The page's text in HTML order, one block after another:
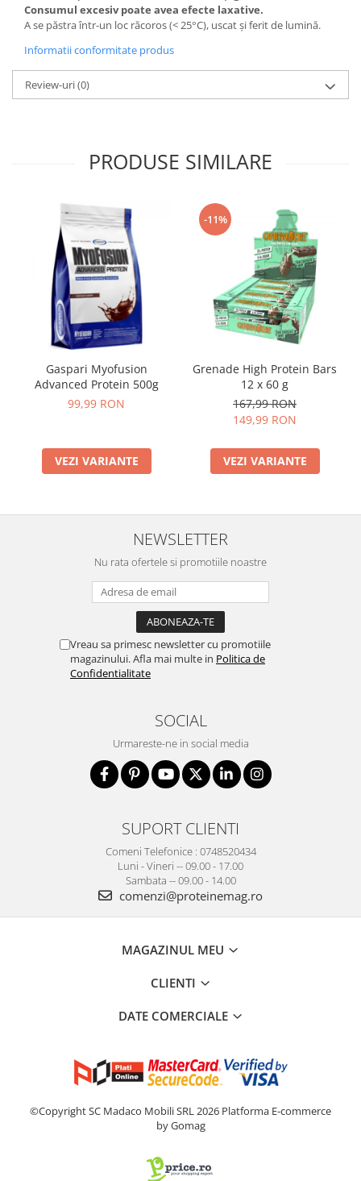
Consumul excesiv poate avea efecte laxative.
A se păstra într-un loc răcoros (< 25°C), uscat și ferit de lumină.
Informatii conformitate produs
Review-uri(0)
PRODUSE SIMILARE
Gaspari Myofusion
Advanced Protein 500g
99,99 RON
VEZI VARIANTE
-11%
Grenade High Protein Bars
12 x 60 g
167,99 RON
149,99 RON
VEZI VARIANTE
NEWSLETTER
Nu rata ofertele si promotiile noastre
Vreau sa primesc newsletter cu promotiile
magazinului. Afla mai multe in Politica de
Confidentialitate
SOCIAL
Urmareste-ne in social media
SUPORT CLIENTI
Comeni Telefonice : 0748520434
Luni - Vineri -- 09.00 - 17.00
Sambata -- 09.00 - 14.00
comenzi@proteinemag.ro
MAGAZINUL MEU
CLIENTI
DATE COMERCIALE
©Copyright SC Madaco Mobili SRL 2026 Platforma E-commerce
by Gomag